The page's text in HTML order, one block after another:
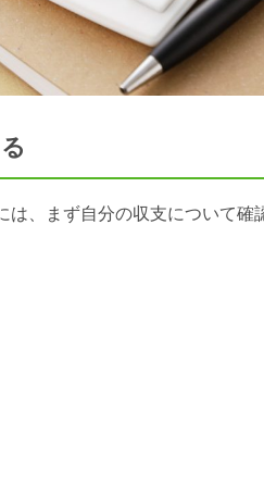
は、まず自分の収支について確